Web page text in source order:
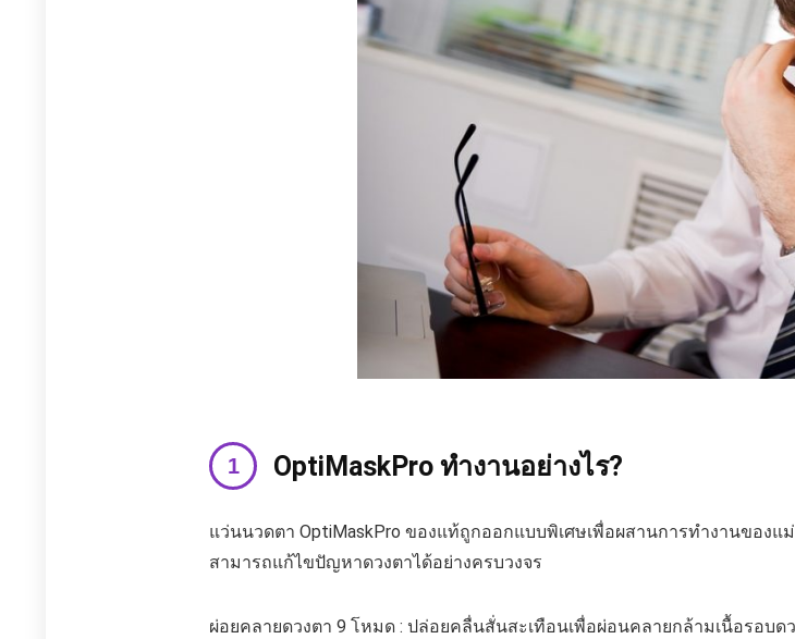
OptiMaskPro ทำงานอย่างไร?
แว่นนวดตา OptiMaskPro ของแท้ถูกออกแบบพิเศษเพื่อผสานการทำงานของ
สามารถแก้ไขปัญหาดวงตาได้อย่างครบวงจร
ผ่อยคลายดวงตา 9 โหมด : ปล่อยคลื่นสั่นสะเทือนเพื่อผ่อนคลายกล้ามเนื้อรอบ